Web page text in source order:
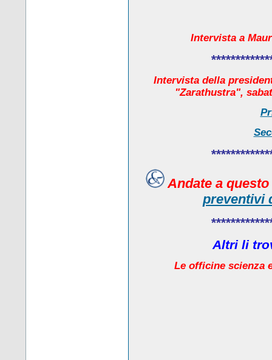
Intervista a
Intervista della
"Zarathustra",
Andate a questo
preventivi
Altri li
Le officine scienza